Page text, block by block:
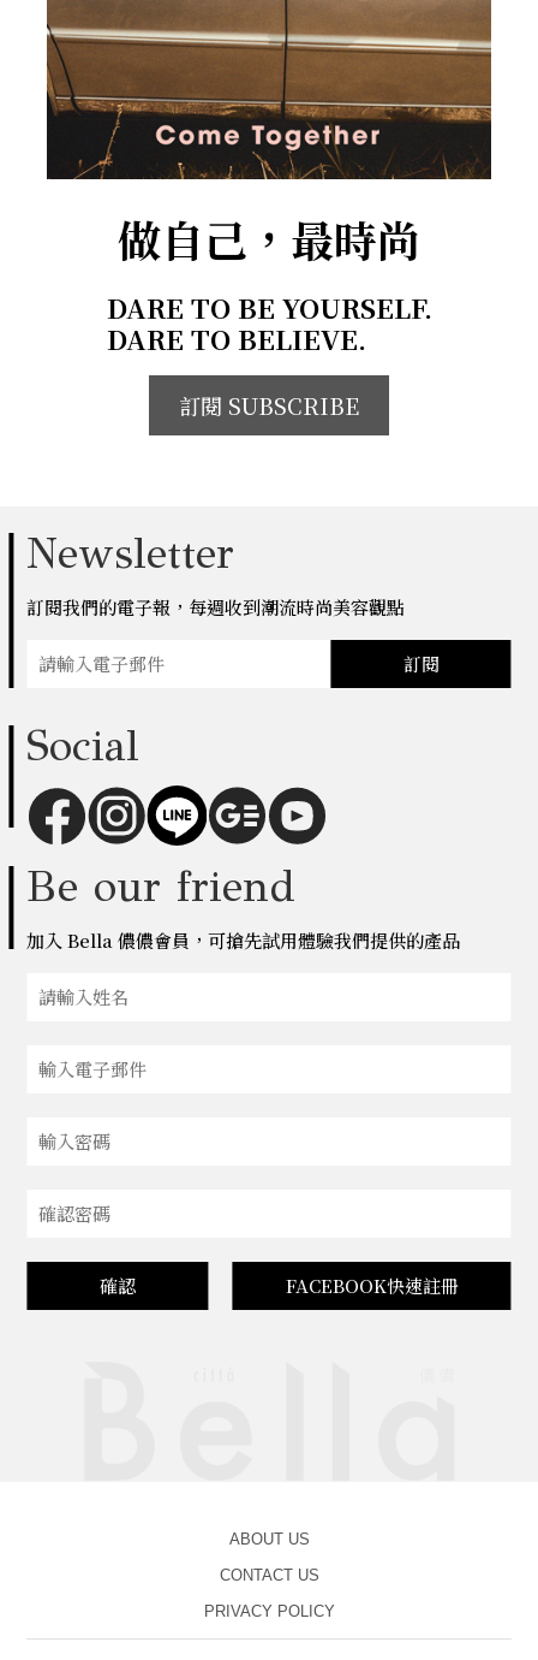
做自己，最時尚
DARE TO BE YOURSELF.
DARE TO BELIEVE.
訂閱 SUBSCRIBE
Newsletter
訂閱我們的電子報，每週收到潮流時尚美容觀點
訂閱
Social
Be our friend
加入 Bella 儂儂會員，可搶先試用體驗我們提供的產品
確認 FACEBOOK快速註冊
ABOUT US
CONTACT US
PRIVACY POLICY